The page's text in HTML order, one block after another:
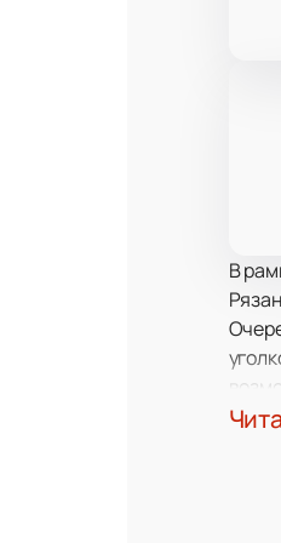
В
Кто